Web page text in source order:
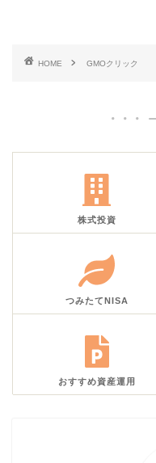
HOME GMOクリック
株式投資
つみたてNISA
おすすめ資産運用